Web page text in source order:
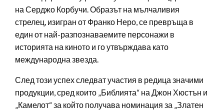
на Серджо Корбучи. Образът на мълчаливия
стрелец, изигран от Франко Неро, се превръща в
един от най-разпознаваемите персонажи в
историята на киното и го утвърждава като
международна звезда.
След този успех следват участия в редица значими
продукции, сред които „Библията“ на Джон Хюстън и
„Камелот“ за който получава номинация за „Златен